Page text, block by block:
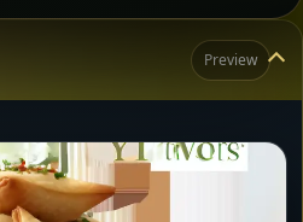
Preview